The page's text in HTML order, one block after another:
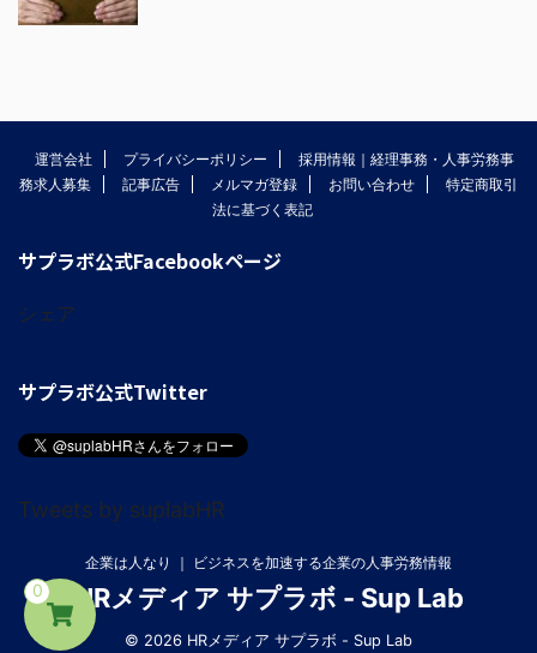
運営会社 プライバシーポリシー
採用情報｜経理事務・人事労務事
務求人募集
記事広告 メルマガ登録 お問い合わせ
特定商取引
法に基づく表記
サプラボ公式Facebookページ
シェア
サプラボ公式Twitter
Tweets by suplabHR
企業は人なり ｜ ビジネスを加速する企業の人事労務情報
HRメディア サプラボ - Sup Lab
© 2026 HRメディア サプラボ - Sup Lab
0